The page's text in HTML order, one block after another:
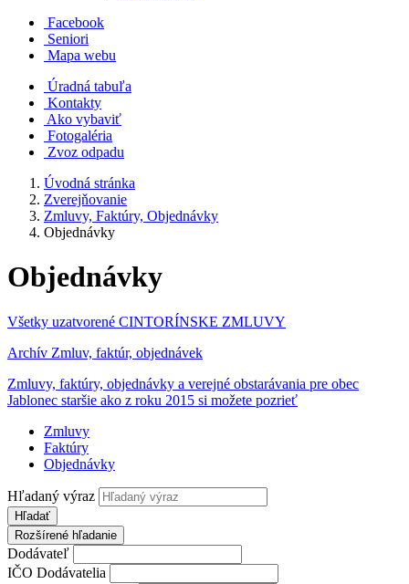
Facebook
Seniori
Mapa webu
Úradná tabuľa
Kontakty
Ako vybaviť
Fotogaléria
Zvoz odpadu
Úvodná stránka
Zverejňovanie
Zmluvy, Faktúry, Objednávky
Objednávky
Objednávky
Všetky uzatvorené CINTORÍNSKE ZMLUVY
Archív Zmluv, faktúr, objednávek
Zmluvy, faktúry, objednávky a verejné obstarávania pre obec
Jablonec staršie ako z roku 2015 si možete pozrieť
Zmluvy
Faktúry
Objednávky
Hľadaný výraz
Hľadať
Rozšírené hľadanie
Dodávateľ
IČO Dodávatelia